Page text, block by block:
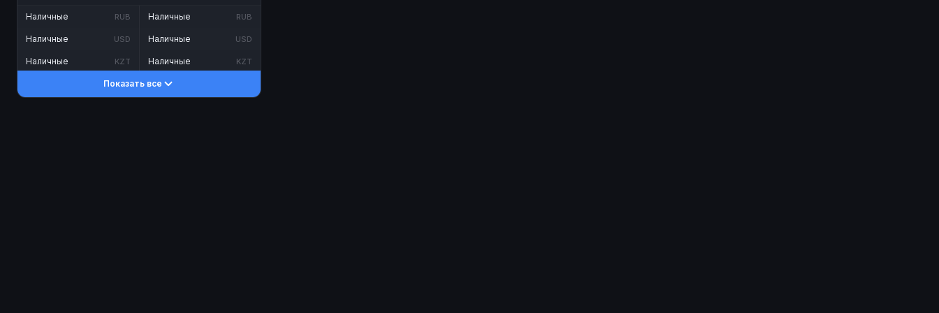
Наличные RUB
Наличные USD
Наличные KZT
Наличные RUB
Наличные USD
Наличные KZT
Показать все